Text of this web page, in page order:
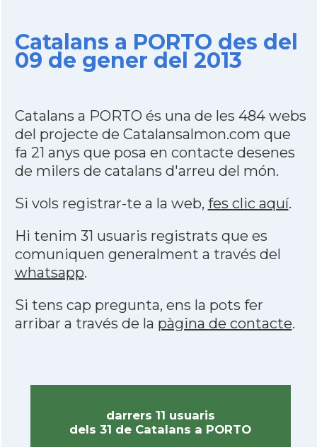
Catalans a PORTO des del
09 de gener del 2013
Catalans a PORTO és una de les 484 webs
del projecte de Catalansalmon.com que
fa 21 anys que posa en contacte desenes
de milers de catalans d'arreu del món.
Si vols registrar-te a la web, fes clic aquí.
Hi tenim 31 usuaris registrats que es
comuniquen generalment a través del
whatsapp.
Si tens cap pregunta, ens la pots fer
arribar a través de la pàgina de contacte.
darrers 11 usuaris
dels 31 de Catalans a PORTO